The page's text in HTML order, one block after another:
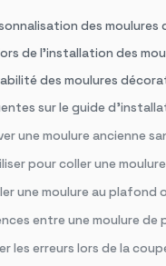
des moulures
de l’installation des
des moulures
sur le guide
une moulure ancienne
pour coller une
une moulure au plafond
entre une moulure de
les erreurs lors de la